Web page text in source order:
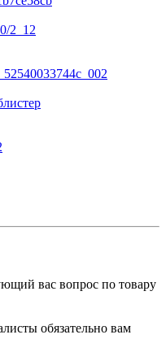
2_12
вас вопрос по товару
обязательно вам